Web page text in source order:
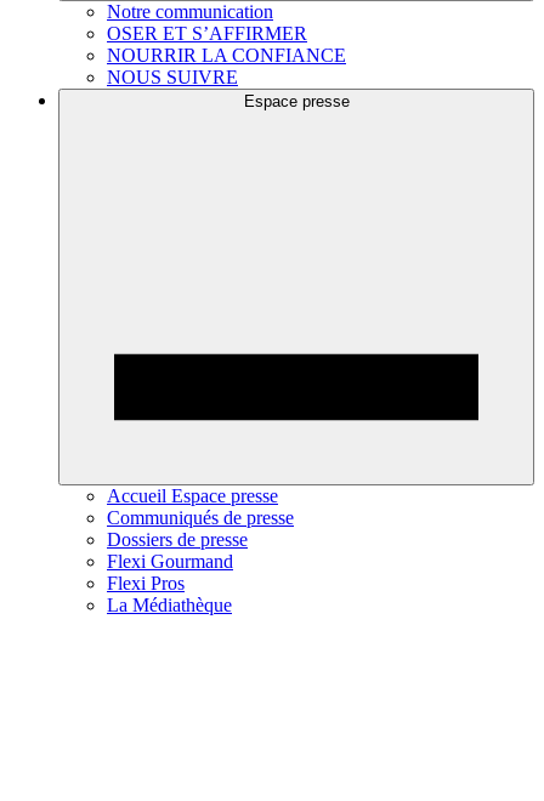
Notre communication
OSER ET S’AFFIRMER
NOURRIR LA CONFIANCE
NOUS SUIVRE
Espace presse
Accueil Espace presse
Communiqués de presse
Dossiers de presse
Flexi Gourmand
Flexi Pros
La Médiathèque